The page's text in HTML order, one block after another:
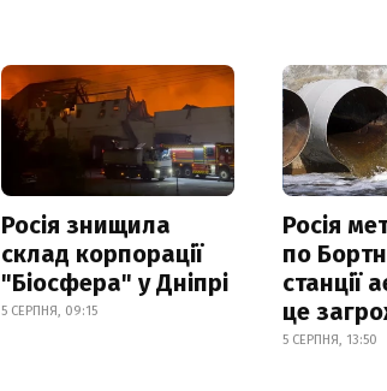
Росія знищила
склад корпорації
"Біосфера" у Дніпрі
5 СЕРПНЯ, 09:15
Росія
по
станції
це
5 СЕРПНЯ, 13:50